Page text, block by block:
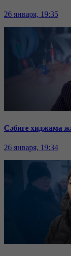
26 января, 19:35
Сәбиге хиджама
26 января, 19:34